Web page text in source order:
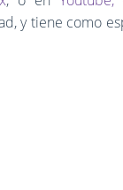
y tiene como